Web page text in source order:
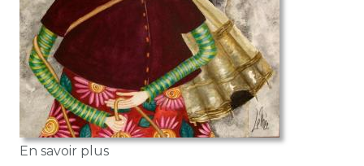
En savoir plussur Hatidze